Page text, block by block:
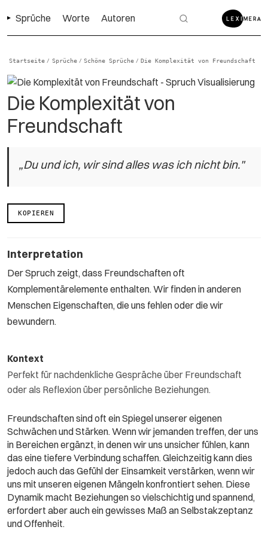
Sprüche Worte Autoren
Startseite / Sprüche / Schöne Sprüche / Die Komplexität von Freundschaft
Die Komplexität von
Freundschaft
„Du und ich, wir sind alles was ich nicht bin."
KOPIEREN
Interpretation
Der Spruch zeigt, dass Freundschaften oft
Komplementärelemente enthalten. Wir finden in anderen
Menschen Eigenschaften, die uns fehlen oder die wir
bewundern.
Kontext
Perfekt für nachdenkliche Gespräche über Freundschaft
oder als Reflexion über persönliche Beziehungen.
Freundschaften sind oft ein Spiegel unserer eigenen
Schwächen und Stärken. Wenn wir jemanden treffen, der uns
in Bereichen ergänzt, in denen wir uns unsicher fühlen, kann
das eine tiefere Verbindung schaffen. Gleichzeitig kann dies
jedoch auch das Gefühl der Einsamkeit verstärken, wenn wir
uns mit unseren eigenen Mängeln konfrontiert sehen. Diese
Dynamik macht Beziehungen so vielschichtig und spannend,
erfordert aber auch ein gewisses Maß an Selbstakzeptanz
und Offenheit.